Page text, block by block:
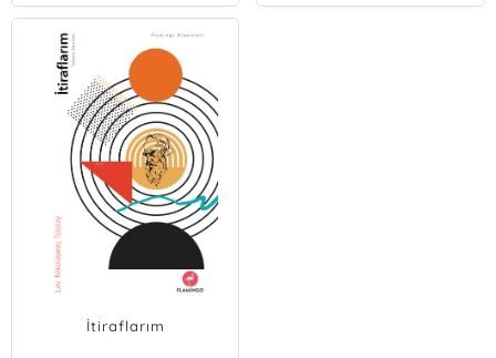
İtiraflarım